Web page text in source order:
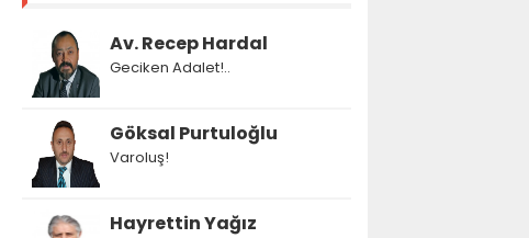
Av. Recep Hardal
Geciken Adalet!..
Göksal Purtuloğlu
Varoluş!
Hayrettin Yağız